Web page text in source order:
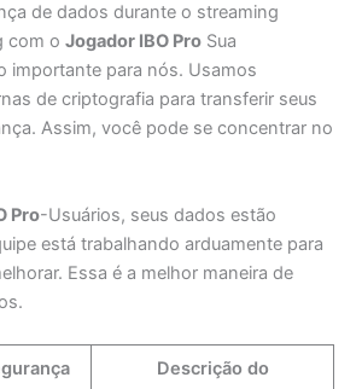
de dados durante o streaming
com oJogador IBO Pro Sua
importante para nós. Usamos
de criptografia para transferir seus
Assim, você pode se concentrar no
Pro-Usuários, seus dados estão
está trabalhando arduamente para
Essa é a melhor maneira de
Descrição do